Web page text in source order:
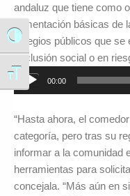
Alternar alto contraste
Alternar tamaño de letra
andaluz que tiene como
alimentación básicas
colegios públicos que se
exclusión social o en
Reproductor
de
00:00
“Hasta ahora, el
categoría, pero tras su
informar a la comunidad
herramientas para
concejala. “Más aún en